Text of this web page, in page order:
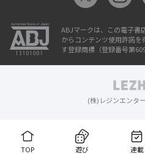
TOP 遊び 連載
ABJマークは、この電子書
からコンテンツ使用許諾
す登録商標（登録番号第
(株)レジンエンタ